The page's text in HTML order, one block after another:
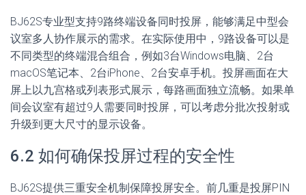
BJ62S专业型支持9路终端设备同时投屏，能够满足中型会
议室多人协作展示的需求。在实际使用中，9路设备可以是
不同类型的终端混合组合，例如3台Windows电脑、2台
macOS笔记本、2台iPhone、2台安卓手机。投屏画面在大
屏上以九宫格或列表形式展示，每路画面独立流畅。如果单
间会议室有超过9人需要同时投屏，可以考虑分批次投射或
升级到更大尺寸的显示设备。
6.2 如何确保投屏过程的安全性
BJ62S提供三重安全机制保障投屏安全。前几重是投屏PIN